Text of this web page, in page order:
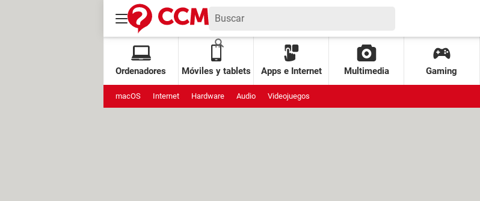
Ordenadores Móviles y tablets Apps e Internet Multimedia Gaming
macOS Internet Hardware Audio Videojuegos